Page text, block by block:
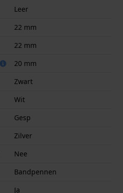
Leer
22 mm
22 mm
20 mm
Zwart
Wit
Gesp
Zilver
Nee
Bandpennen
Ja